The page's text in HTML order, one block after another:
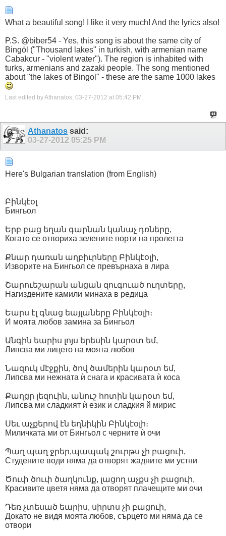
What a beautiful song! I like it very much! And the lyrics also!
P.S. @biber54 - Yes, this song is about the same city of
Bingöl ("Thousаnd lakes" in turkish, with armenian name
Cabakcur - "violent water"). The region is inhabited with
turks, armenians and zazaki people. The song mentioned
about "the lakes of Bingol" - these are the same 1000 lakes
Last edited by Athanatos; 03-27-2012 at 05:42 PM
Athanatos said:
03-27-2012 05:25 PM
Here's Bulgarian translation (from English)
Բինկէօլ
Бингьол
Երբ բաց եղան գարնան կանաչ դռները,
Когато се отвориха зелените порти на пролетта
Քնար դառան աղբիւրները Բինկէօլի,
Изворите на Бингьол се превърнаха в лира
Շարուեշարան անցան զուգուած ուղտերը,
Нагиздените камили минаха в редица
Եարս էլ գնաց եայլաները Բինկէօլի։
И моята любов замина за Бингьол
Անգին եարիս լոյս երեսին կարօտ եմ,
Липсва ми лицето на моята любов
Նազուկ մէջքին, ծով ծամերին կարօտ եմ,
Липсва ми нежната ѝ снага и красивата ѝ коса
Քաղցր լեզուին, անուշ հոտին կարօտ եմ,
Липсва ми сладкият ѝ език и сладкия й мирис
Սեւ աչքերով էն եղնիկին Բինկէօլի։
Миличката ми от Бингьол с черните ѝ очи
Պաղ պաղ ջրեր,պապակ շուրթս չի բացուի,
Студените води няма да отворят жадните ми устни
Ծուփ ծուփ ծաղկունք, լացող աչքս չի բացուի,
Красивите цветя няма да отворят плачещите ми очи
Դեռ չտեսած եարիս, սիրտս չի բացուի,
Докато не видя моята любов, сърцето ми няма да се
отвори